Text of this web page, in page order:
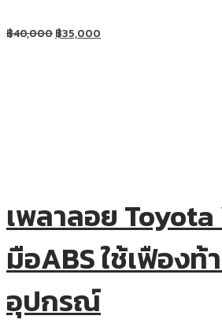
฿40,000฿35,000
เพลาลอย Toyota
มือABS ใช้เฟืองท้
อุปกรณ์